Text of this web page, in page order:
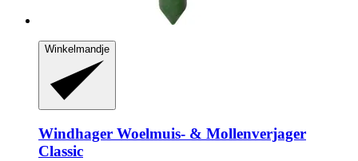
Winkelmandje
Windhager Woelmuis-​ & Mollenverjager
Classic